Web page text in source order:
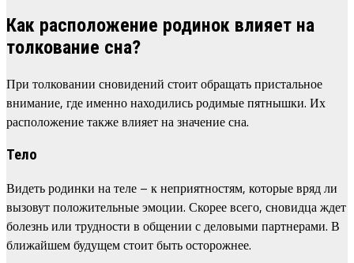
Как расположение родинок влияет на
толкование сна?
При толковании сновидений стоит обращать пристальное
внимание, где именно находились родимые пятнышки. Их
расположение также влияет на значение сна.
Тело
Видеть родинки на теле – к неприятностям, которые вряд ли
вызовут положительные эмоции. Скорее всего, сновидца ждет
болезнь или трудности в общении с деловыми партнерами. В
ближайшем будущем стоит быть осторожнее.